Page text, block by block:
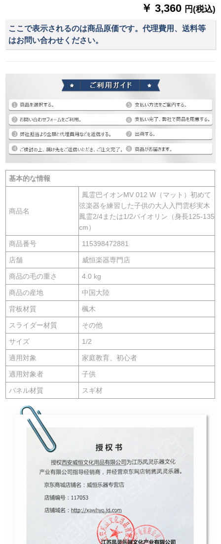
￥ 3,360 円(税込)
ここで表示されるのは商品原価です。代理費用、送料等
はお問い合わせください。
基本的な情報
商品名
鳳霊巴イオンMV 012 W（マット）初めて
弦楽器を練習した子供の大人入門雲杉実木
鳳霊2/4または1/2バイオリン（身長125-135
cm）
商品番号 115398472881
店舗 威恒楽器専門店
商品の毛の重さ 4.0 kg
商品の産地 中国大陸
背板材質 楓木
スライダー材質 その他
サイズ 1/2
適用対象 家庭教育、初心者
適用対象者 子供
パネル材質 スギ材